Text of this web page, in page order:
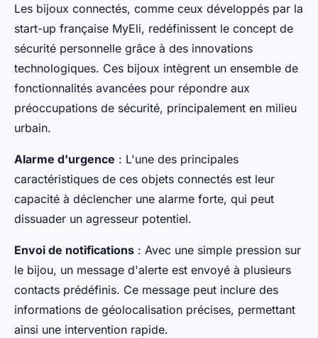
Les bijoux connectés, comme ceux développés par la
start-up française MyEli, redéfinissent le concept de
sécurité personnelle grâce à des innovations
technologiques. Ces bijoux intègrent un ensemble de
fonctionnalités avancées pour répondre aux
préoccupations de sécurité, principalement en milieu
urbain.
Alarme d'urgence : L'une des principales
caractéristiques de ces objets connectés est leur
capacité à déclencher une alarme forte, qui peut
dissuader un agresseur potentiel.
Envoi de notifications : Avec une simple pression sur
le bijou, un message d'alerte est envoyé à plusieurs
contacts prédéfinis. Ce message peut inclure des
informations de géolocalisation précises, permettant
ainsi une intervention rapide.